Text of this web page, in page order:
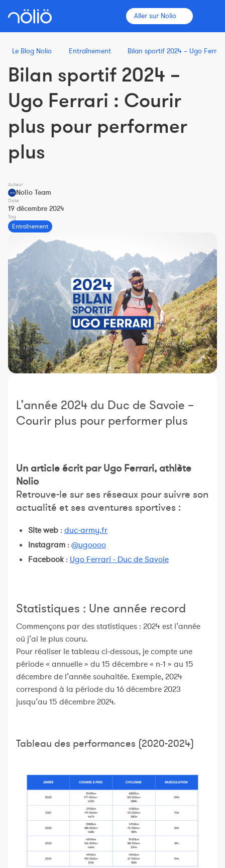
Aller sur Nolio
La plateforme pour tous
Entraîneurs
Clubs
Plus d'informations
Fonctionnalités
Tarifs
Constructeur de séances
Sportif Premium
L'équipe Nolio
FAQ
Le Blog Nolio Entraînement Bilan sportif 2024 – Ugo
Bilan sportif 2024 –
Ugo Ferrari : Courir
plus pour performer
plus
Auteur
Nolio Team
Date
19 décembre 2024
Tag
Entraînement
L’année 2024 du Duc de Savoie –
Courir plus pour performer plus
Un article écrit par Ugo Ferrari, athlète
Nolio
Retrouve-le sur ses réseaux pour suivre son
actualité et ses aventures sportives :
Site web : duc-army.fr
Instagram : @ugoooo
Facebook : Ugo Ferrari - Duc de Savoie
Statistiques : Une année record
Commençons par des statistiques : 2024 est l’année
où j’ai le plus couru.
Pour réaliser le tableau ci-dessous, je compte une
période « annuelle » du 15 décembre « n-1 » au 15
décembre de l’année souhaitée. Exemple, 2024
correspond à la période du 16 décembre 2023
jusqu’au 15 décembre 2024.
Tableau des performances (2020-2024)